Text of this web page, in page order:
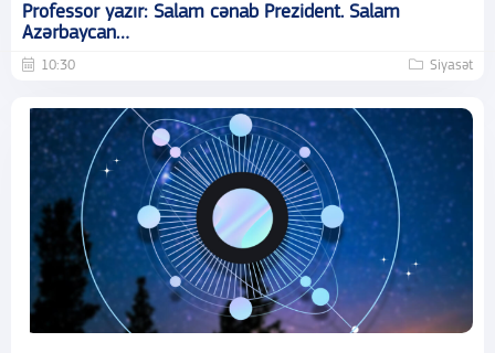
Professor yazır: Salam cənab Prezident. Salam
Azərbaycan…
10:30 Siyasət